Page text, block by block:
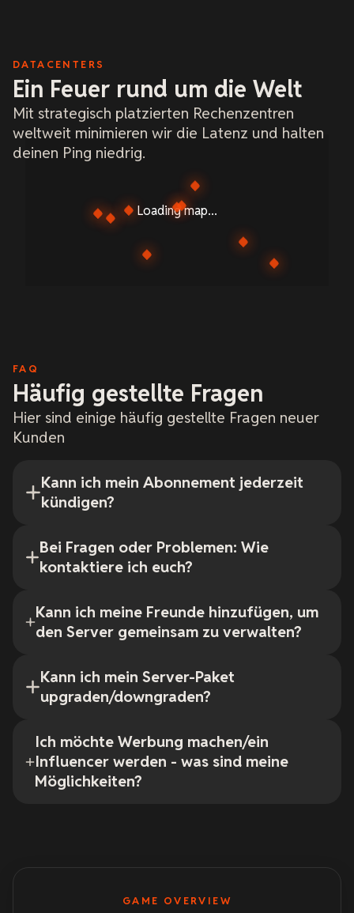
DATACENTERS
Ein Feuer rund um die Welt
Mit strategisch platzierten Rechenzentren
weltweit minimieren wir die Latenz und halten
deinen Ping niedrig.
Loading map...
FAQ
Häufig gestellte Fragen
Hier sind einige häufig gestellte Fragen neuer
Kunden
Kann ich mein Abonnement jederzeit
kündigen?
Bei Fragen oder Problemen: Wie
kontaktiere ich euch?
Kann ich meine Freunde hinzufügen, um
den Server gemeinsam zu verwalten?
Kann ich mein Server-Paket
upgraden/downgraden?
Ich möchte Werbung machen/ein
Influencer werden - was sind meine
Möglichkeiten?
GAME OVERVIEW